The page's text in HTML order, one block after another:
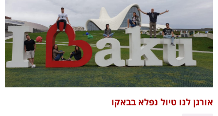
אורגן לנו טיול נפלא בבאקו